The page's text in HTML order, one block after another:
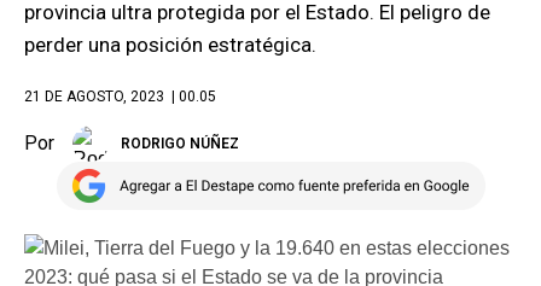
provincia ultra protegida por el Estado. El peligro de
perder una posición estratégica.
21 DE AGOSTO, 2023 | 00.05
Por RODRIGO NÚÑEZ